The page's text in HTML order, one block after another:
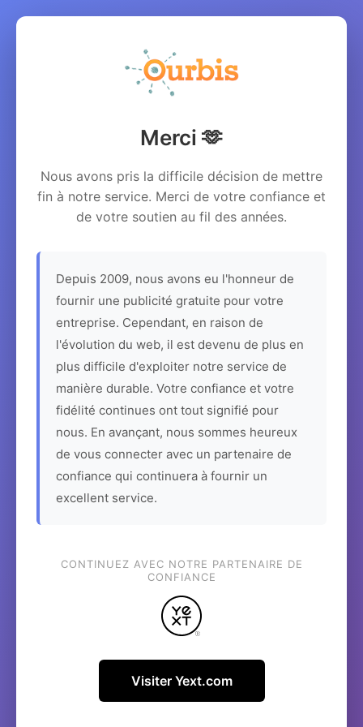
Merci 🫶
Nous avons pris la difficile décision de mettre
fin à notre service. Merci de votre confiance et
de votre soutien au fil des années.
Depuis 2009, nous avons eu l'honneur de
fournir une publicité gratuite pour votre
entreprise. Cependant, en raison de
l'évolution du web, il est devenu de plus en
plus difficile d'exploiter notre service de
manière durable. Votre confiance et votre
fidélité continues ont tout signifié pour
nous. En avançant, nous sommes heureux
de vous connecter avec un partenaire de
confiance qui continuera à fournir un
excellent service.
CONTINUEZ AVEC NOTRE PARTENAIRE DE
CONFIANCE
Visiter Yext.com